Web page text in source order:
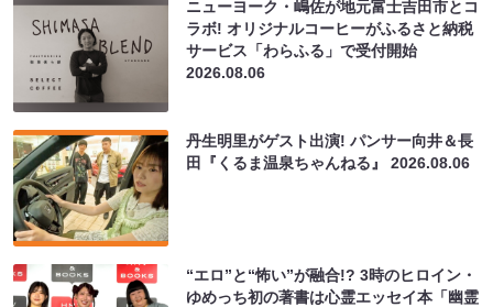
ニューヨーク・嶋佐が地元富士吉田市とコ
ラボ! オリジナルコーヒーがふるさと納税
サービス「わらふる」で受付開始
2026.08.06
丹生明里がゲスト出演! パンサー向井＆長
田『くるま温泉ちゃんねる』2026.08.06
“エロ”と“怖い”が融合!? 3時のヒロイン・
ゆめっち初の著書は心霊エッセイ本「幽霊